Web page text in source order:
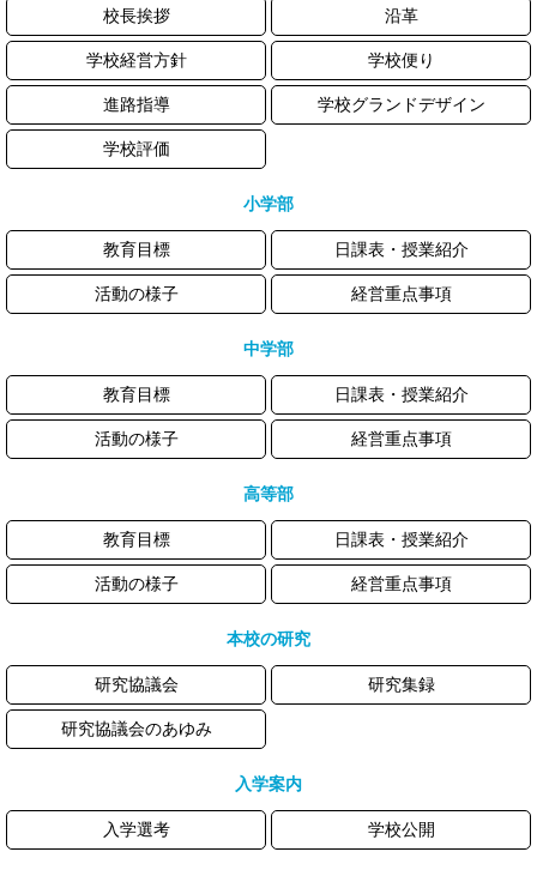
校長挨拶 沿革
学校経営方針 学校便り
進路指導 学校グランドデザイン
学校評価
小学部
教育目標 日課表・授業紹介
活動の様子 経営重点事項
中学部
教育目標 日課表・授業紹介
活動の様子 経営重点事項
高等部
教育目標 日課表・授業紹介
活動の様子 経営重点事項
本校の研究
研究協議会 研究集録
研究協議会のあゆみ
入学案内
入学選考 学校公開